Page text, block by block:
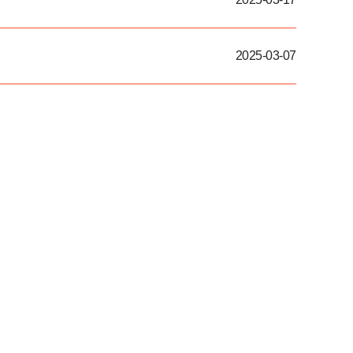
2025-03-07